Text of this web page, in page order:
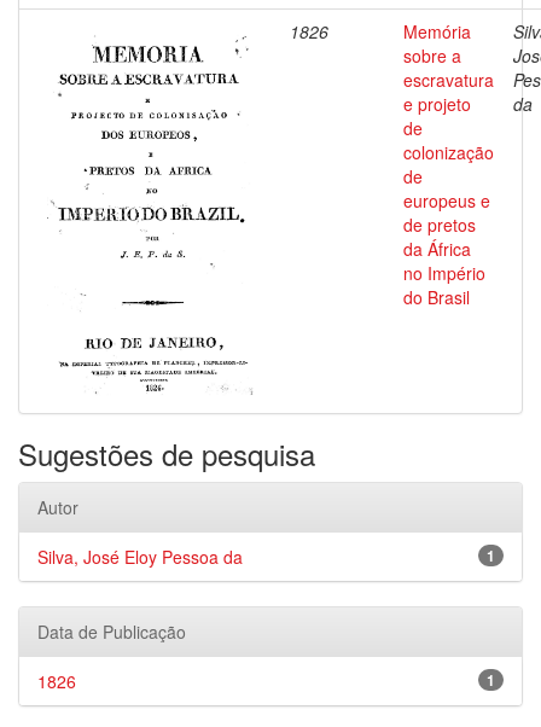
1826
Memória
sobre a
escravatura
e projeto
de
colonização
de
europeus e
de pretos
da África
no Império
do Brasil
da
Sugestões de pesquisa
Autor
1
Silva, José Eloy Pessoa da
Data de Publicação
1
1826